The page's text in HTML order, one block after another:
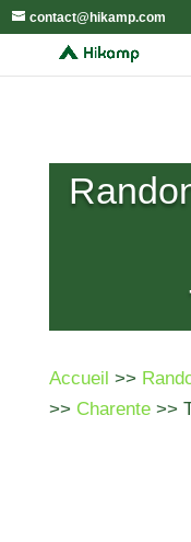
contact@hikamp.com
Accueil >>
>> Charente>>